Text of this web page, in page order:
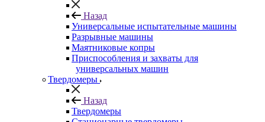
Назад
Универсальные испытательные машины
Разрывные машины
Маятниковые копры
Приспособления и захваты для
универсальных машин
Твердомеры
Назад
Твердомеры